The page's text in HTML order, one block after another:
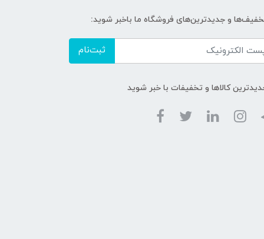
و جدیدترین‌های فروشگاه ما باخبر شوید:
ثبت‌نام
کالاها و تخفیفات با خبر شوید